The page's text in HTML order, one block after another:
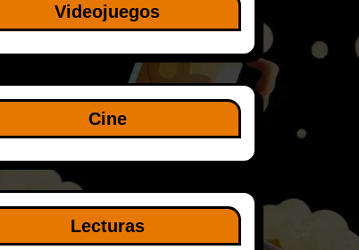
Videojuegos
Cine
Lecturas